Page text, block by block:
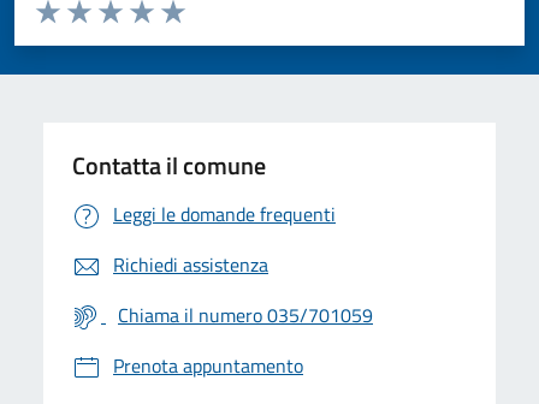
Valuta 5 stelle su 5
Valuta 4 stelle su 5
Valuta 3 stelle su 5
Valuta 2 stelle su 5
Valuta 1 stelle su 5
Contatta il comune
Leggi le domande frequenti
Richiedi assistenza
Chiama il numero 035/701059
Prenota appuntamento